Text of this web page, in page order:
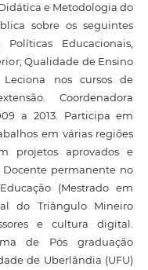
e Metodologia do
sobre os seguintes
Educacionais,
Qualidade de Ensino
nos cursos de
Coordenadora
a 2013. Participa em
em várias regiões
projetos aprovados e
Docente permanente no
(Mestrado em
do Triângulo Mineiro
e cultura digital.
de Pós graduação
de Uberlândia (UFU)